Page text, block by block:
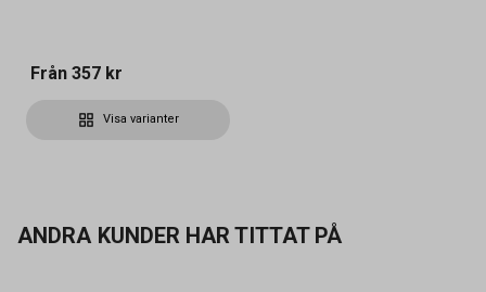
Från 357 kr
Visa varianter
ANDRA KUNDER HAR TITTAT PÅ